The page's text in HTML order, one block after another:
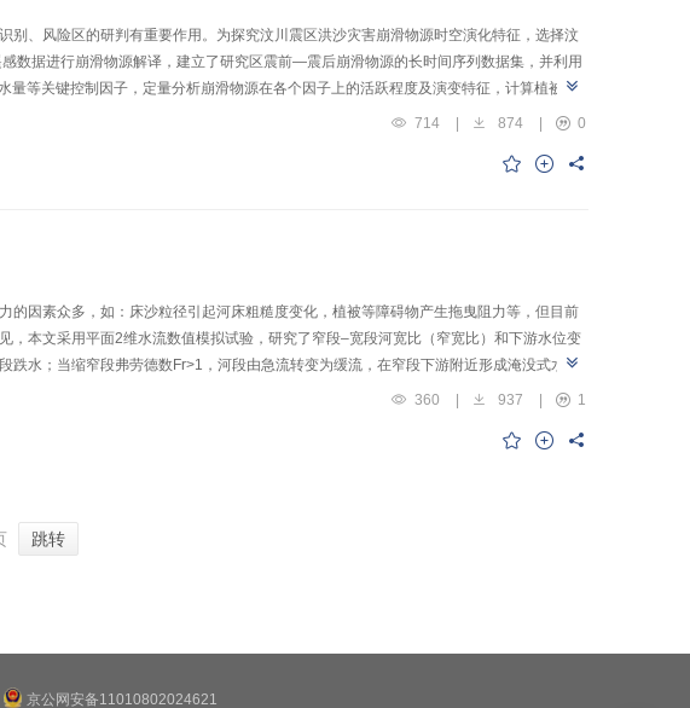
、风险区的研判有重要作用。为探究汶川震区洪沙灾害崩滑物源时空演化特征，选择汶
数据进行崩滑物源解译，建立了研究区震前—震后崩滑物源的长时间序列数据集，并利用
等关键控制因子，定量分析崩滑物源在各个因子上的活跃程度及演变特征，计算植被覆
），探讨植被恢复对崩滑物源活动的影响。结果表明：5期解译的崩滑物源面积分
于1500 m，年均降水量为830～850 mm。演化趋势为崩滑物源在高程大于2000 m、坡
增强，在坡向为E、SE、S侧活动性减弱。震后VFC随着时间的推移以线性形式增长，
沙灾害风险预测具有重要意义。
714 | 874 | 0
因素众多，如：床沙粒径引起河床粗糙度变化，植被等障碍物产生拖曳阻力等，但目前
本文采用平面2维水流数值模拟试验，研究了窄段–宽段河宽比（窄宽比）和下游水位变
水；当缩窄段弗劳德数Fr>1，河段由急流转变为缓流，在窄段下游附近形成淹没式水
，由此降低了宽窄相间河段的输水能力；随出口水位增加，跌水–壅水效应减弱、水跃
应的水位随着窄宽比增大而降低。研究从机制上厘清了宽窄相间河段水位及流速沿程分
360 | 937 | 1
跳转
京公网安备11010802024621